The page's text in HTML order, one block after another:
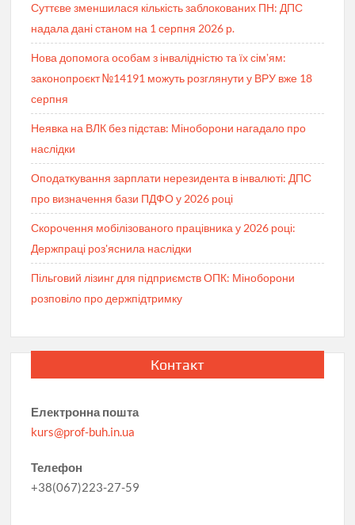
Суттєве зменшилася кількість заблокованих ПН: ДПС
надала дані станом на 1 серпня 2026 р.
Нова допомога особам з інвалідністю та їх сімʼям:
законопроєкт №14191 можуть розглянути у ВРУ вже 18
серпня
Неявка на ВЛК без підстав: Міноборони нагадало про
наслідки
Оподаткування зарплати нерезидента в інвалюті: ДПС
про визначення бази ПДФО у 2026 році
Скорочення мобілізованого працівника у 2026 році:
Держпраці роз'яснила наслідки
Пільговий лізинг для підприємств ОПК: Міноборони
розповіло про держпідтримку
Контакт
Електронна пошта
kurs@prof-buh.in.ua
Телефон
+38(067)223-27-59